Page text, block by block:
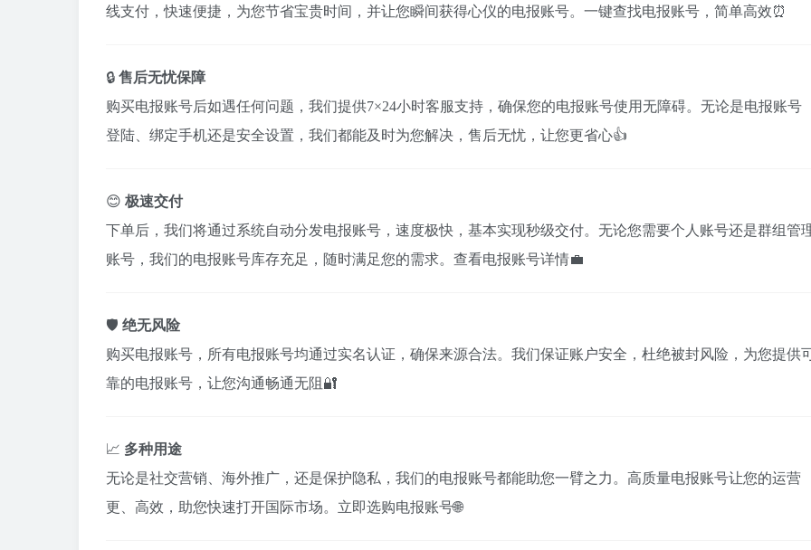
线支付，快速便捷，为您节省宝贵时间，并让您瞬间获得心仪的电报账号。一键查找电报账号，简单高效⏰
🔒 售后无忧保障
购买电报账号后如遇任何问题，我们提供7×24小时客服支持，确保您的电报账号使用无障碍。无论是电报账号
登陆、绑定手机还是安全设置，我们都能及时为您解决，售后无忧，让您更省心👍
😊 极速交付
下单后，我们将通过系统自动分发电报账号，速度极快，基本实现秒级交付。无论您需要个人账号还是群组管
账号，我们的电报账号库存充足，随时满足您的需求。查看电报账号详情💼
🛡️ 绝无风险
购买电报账号，所有电报账号均通过实名认证，确保来源合法。我们保证账户安全，杜绝被封风险，为您提供
靠的电报账号，让您沟通畅通无阻🔐
📈 多种用途
无论是社交营销、海外推广，还是保护隐私，我们的电报账号都能助您一臂之力。高质量电报账号让您的运营
更、高效，助您快速打开国际市场。立即选购电报账号🌐